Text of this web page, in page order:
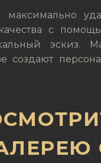
максимально
с
эскиз.
создают